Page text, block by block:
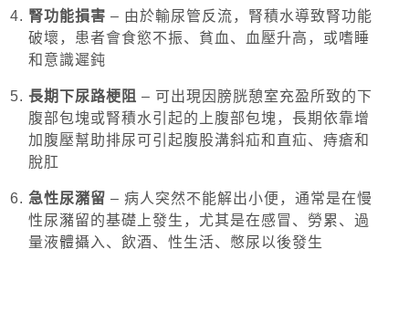
腎功能損害 – 由於輸尿管反流，腎積水導致腎功能
破壞，患者會食慾不振、貧血、血壓升高，或嗜睡
和意識遲鈍
長期下尿路梗阻 – 可出現因膀胱憩室充盈所致的下
腹部包塊或腎積水引起的上腹部包塊，長期依靠增
加腹壓幫助排尿可引起腹股溝斜疝和直疝、痔瘡和
脫肛
急性尿瀦留 – 病人突然不能解出小便，通常是在慢
性尿瀦留的基礎上發生，尤其是在感冒、勞累、過
量液體攝入、飲酒、性生活、憋尿以後發生